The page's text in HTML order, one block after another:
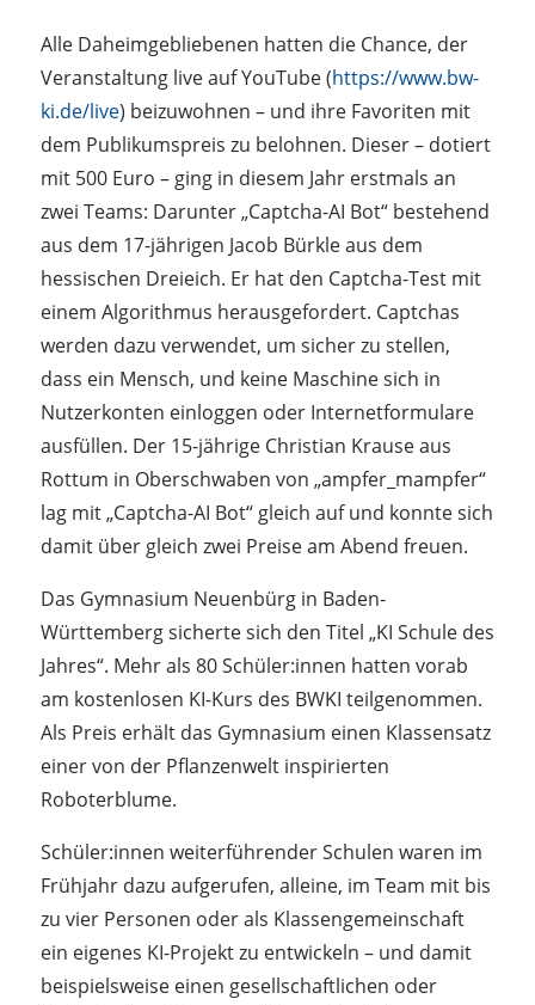
Alle Daheimgebliebenen hatten die Chance, der
Veranstaltung live auf YouTube (https://www.bw-
ki.de/live) beizuwohnen – und ihre Favoriten mit
dem Publikumspreis zu belohnen. Dieser – dotiert
mit 500 Euro – ging in diesem Jahr erstmals an
zwei Teams: Darunter „Captcha-AI Bot“ bestehend
aus dem 17-jährigen Jacob Bürkle aus dem
hessischen Dreieich. Er hat den Captcha-Test mit
einem Algorithmus herausgefordert. Captchas
werden dazu verwendet, um sicher zu stellen,
dass ein Mensch, und keine Maschine sich in
Nutzerkonten einloggen oder Internetformulare
ausfüllen. Der 15-jährige Christian Krause aus
Rottum in Oberschwaben von „ampfer_mampfer“
lag mit „Captcha-AI Bot“ gleich auf und konnte sich
damit über gleich zwei Preise am Abend freuen.
Das Gymnasium Neuenbürg in Baden-
Württemberg sicherte sich den Titel „KI Schule des
Jahres“. Mehr als 80 Schüler:innen hatten vorab
am kostenlosen KI-Kurs des BWKI teilgenommen.
Als Preis erhält das Gymnasium einen Klassensatz
einer von der Pflanzenwelt inspirierten
Roboterblume.
Schüler:innen weiterführender Schulen waren im
Frühjahr dazu aufgerufen, alleine, im Team mit bis
zu vier Personen oder als Klassengemeinschaft
ein eigenes KI-Projekt zu entwickeln – und damit
beispielsweise einen gesellschaftlichen oder